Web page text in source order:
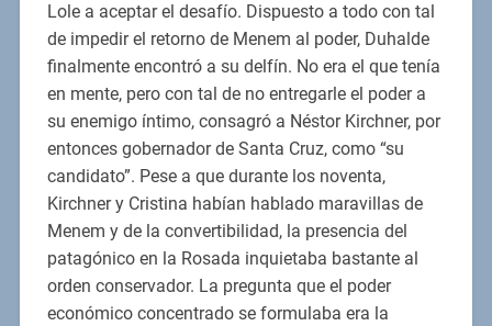
Lole a aceptar el desafío. Dispuesto a todo con tal
de impedir el retorno de Menem al poder, Duhalde
finalmente encontró a su delfín. No era el que tenía
en mente, pero con tal de no entregarle el poder a
su enemigo íntimo, consagró a Néstor Kirchner, por
entonces gobernador de Santa Cruz, como “su
candidato”. Pese a que durante los noventa,
Kirchner y Cristina habían hablado maravillas de
Menem y de la convertibilidad, la presencia del
patagónico en la Rosada inquietaba bastante al
orden conservador. La pregunta que el poder
económico concentrado se formulaba era la